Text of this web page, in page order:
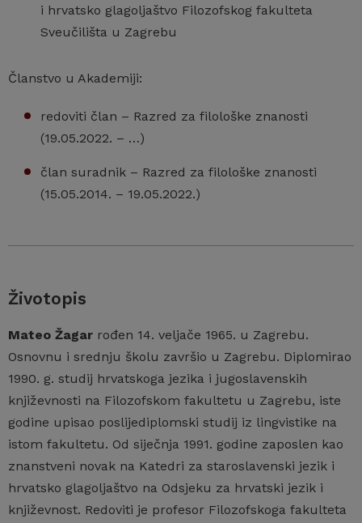
i hrvatsko glagoljaštvo Filozofskog fakulteta
Sveučilišta u Zagrebu
Članstvo u Akademiji:
redoviti član – Razred za filološke znanosti
(19.05.2022. – …)
član suradnik – Razred za filološke znanosti
(15.05.2014. – 19.05.2022.)
Životopis
Mateo Žagar rođen 14. veljače 1965. u Zagrebu.
Osnovnu i srednju školu završio u Zagrebu. Diplomirao
1990. g. studij hrvatskoga jezika i jugoslavenskih
književnosti na Filozofskom fakultetu u Zagrebu, iste
godine upisao poslijediplomski studij iz lingvistike na
istom fakultetu. Od siječnja 1991. godine zaposlen kao
znanstveni novak na Katedri za staroslavenski jezik i
hrvatsko glagoljaštvo na Odsjeku za hrvatski jezik i
književnost. Redoviti je profesor Filozofskoga fakulteta